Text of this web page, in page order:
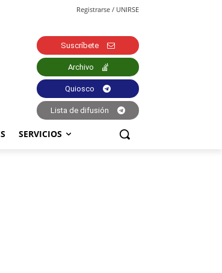
Registrarse / UNIRSE
Suscríbete
Archivo
Quiosco
Lista de difusión
SERVICIOS